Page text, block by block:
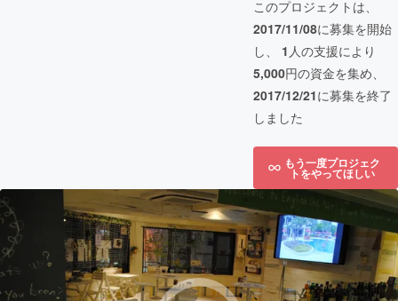
このプロジェクトは、
2017/11/08に募集を開始
し、 1 人の支援により
5,000円の資金を集め、
2017/12/21に募集を終了
しました
もう一度プロジェク
トをやってほしい